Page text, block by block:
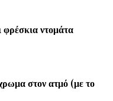
ντομάτα
στον ατμό (με το